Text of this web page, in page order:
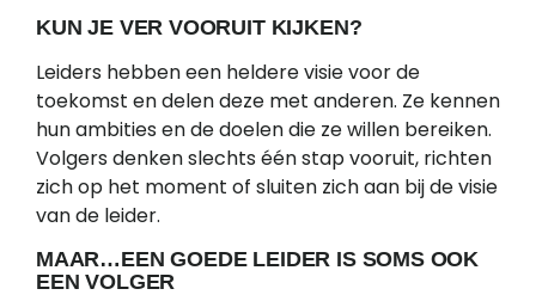
KUN JE VER VOORUIT KIJKEN?
Leiders hebben een heldere visie voor de
toekomst en delen deze met anderen. Ze kennen
hun ambities en de doelen die ze willen bereiken.
Volgers denken slechts één stap vooruit, richten
zich op het moment of sluiten zich aan bij de visie
van de leider.
MAAR…EEN GOEDE LEIDER IS SOMS OOK
EEN VOLGER